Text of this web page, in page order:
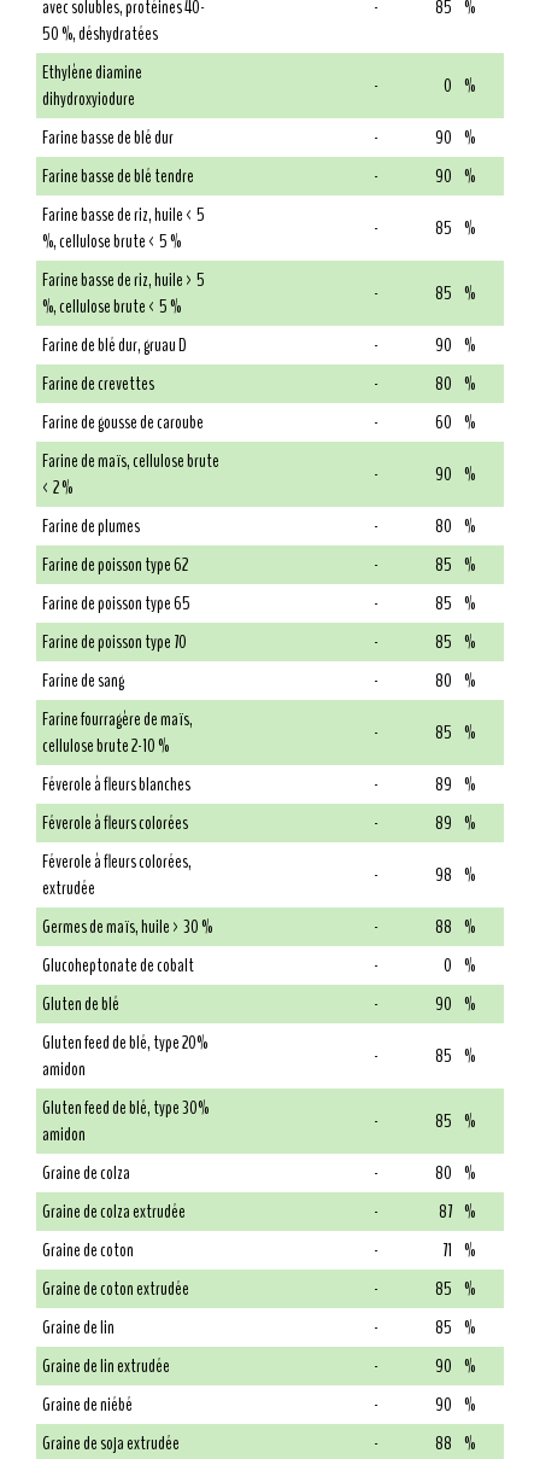
avec solubles, protéines 40-
50 %, déshydratées
- 85 %
Ethylène diamine
dihydroxyiodure
- 0 %
Farine basse de blé dur
- 90 %
Farine basse de blé tendre
- 90 %
Farine basse de riz, huile < 5
%, cellulose brute < 5 %
- 85 %
Farine basse de riz, huile > 5
%, cellulose brute < 5 %
- 85 %
Farine de blé dur, gruau D
- 90 %
Farine de crevettes
- 80 %
Farine de gousse de caroube
- 60 %
Farine de maïs, cellulose brute
< 2 %
- 90 %
Farine de plumes
- 80 %
Farine de poisson type 62
- 85 %
Farine de poisson type 65
- 85 %
Farine de poisson type 70
- 85 %
Farine de sang
- 80 %
Farine fourragère de maïs,
cellulose brute 2-10 %
- 85 %
Féverole à fleurs blanches
- 89 %
Féverole à fleurs colorées
- 89 %
Féverole à fleurs colorées,
extrudée
- 98 %
Germes de maïs, huile > 30 %
- 88 %
Glucoheptonate de cobalt
- 0 %
Gluten de blé
- 90 %
Gluten feed de blé, type 20%
amidon
- 85 %
Gluten feed de blé, type 30%
amidon
- 85 %
Graine de colza
- 80 %
Graine de colza extrudée
- 87 %
Graine de coton
- 71 %
Graine de coton extrudée
- 85 %
Graine de lin
- 85 %
Graine de lin extrudée
- 90 %
Graine de niébé
- 90 %
Graine de soja extrudée
- 88 %